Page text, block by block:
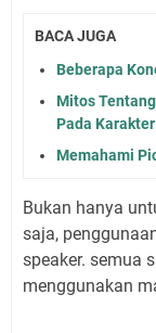
BACA JUGA
Beberapa
Mitos
Pada
Memahami
Bukan hanya
saja,
speaker. semua
menggunakan